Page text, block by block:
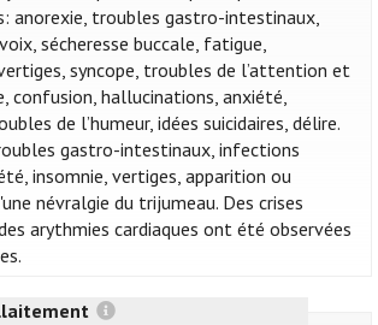
anorexie, troubles gastro-intestinaux,
sécheresse buccale, fatigue,
syncope, troubles de l’attention et
confusion, hallucinations, anxiété,
de l’humeur, idées suicidaires, délire.
gastro-intestinaux, infections
insomnie, vertiges, apparition ou
névralgie du trijumeau. Des crises
arythmies cardiaques ont été observées